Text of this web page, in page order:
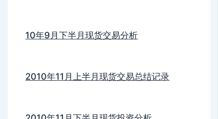
10年9月下半月现货交易分析
2010年11月上半月现货交易总结记录